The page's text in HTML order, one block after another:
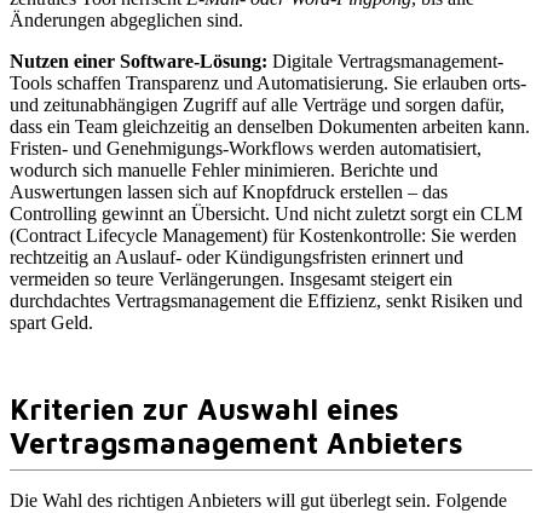
Änderungen abgeglichen sind.
Nutzen einer Software-Lösung: Digitale Vertragsmanagement-
Tools schaffen Transparenz und Automatisierung. Sie erlauben orts-
und zeitunabhängigen Zugriff auf alle Verträge und sorgen dafür,
dass ein Team gleichzeitig an denselben Dokumenten arbeiten kann.
Fristen‑ und Genehmigungs-Workflows werden automatisiert,
wodurch sich manuelle Fehler minimieren. Berichte und
Auswertungen lassen sich auf Knopfdruck erstellen – das
Controlling gewinnt an Übersicht. Und nicht zuletzt sorgt ein CLM
(Contract Lifecycle Management) für Kostenkontrolle: Sie werden
rechtzeitig an Auslauf- oder Kündigungsfristen erinnert und
vermeiden so teure Verlängerungen. Insgesamt steigert ein
durchdachtes Vertragsmanagement die Effizienz, senkt Risiken und
spart Geld.
Kriterien zur Auswahl eines
Vertragsmanagement Anbieters
Die Wahl des richtigen Anbieters will gut überlegt sein. Folgende